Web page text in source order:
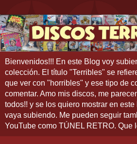
Bienvenidos!!! En este Blog voy
colección. El título "Terribles" se
que ver con "horribles" y ese tipo de
comentar. Amo mis discos, me
todos!! y se los quiero mostrar en
vaya subiendo. Me pueden seguir
YouTube como TÚNEL RETRO. Que